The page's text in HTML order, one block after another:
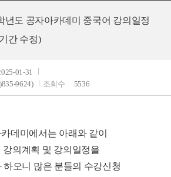
년도 공자아카데미 중국어 강의일정
간 수정)
01-31
9624) 조회수 5536
데미에서는 아래와 같이
강의계획 및 강의일정을
하오니 많은 분들의 수강신청